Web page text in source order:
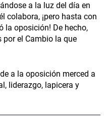
a la luz del día en
colabora, ¡pero hasta con
la oposición! De hecho,
el Cambio la que
a la oposición merced a
liderazgo, lapicera y